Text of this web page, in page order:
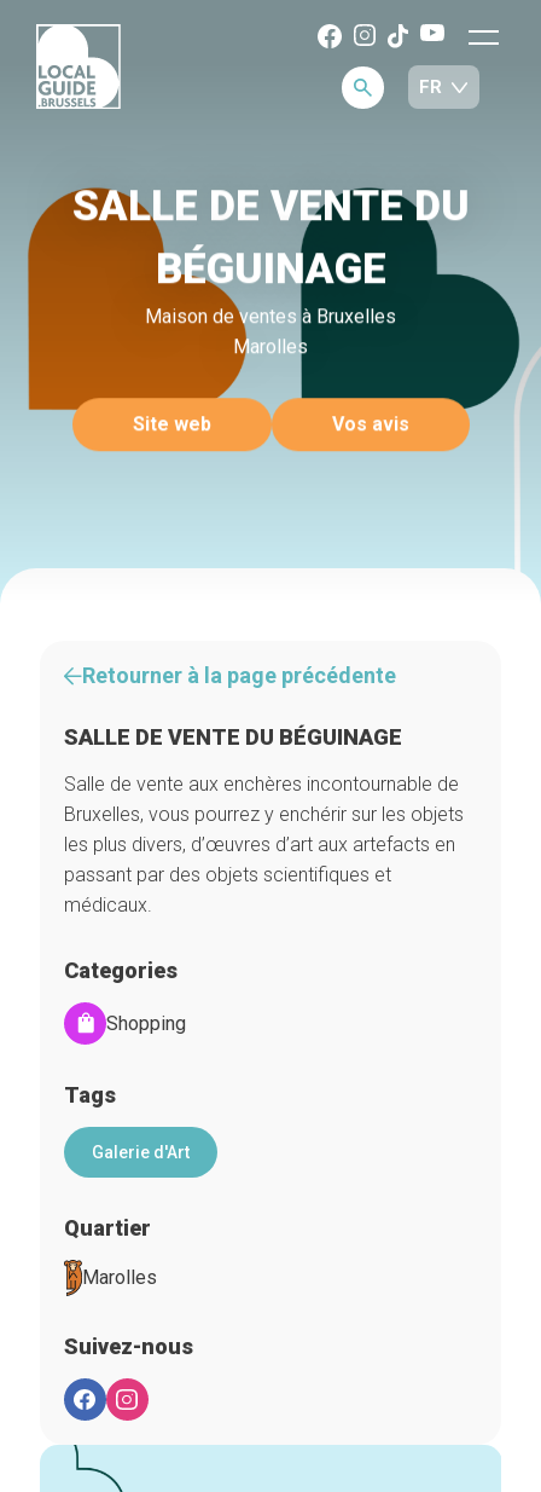
SALLE DE VENTE DU
BÉGUINAGE
Maison de ventes à Bruxelles
Marolles
Site web Vos avis
Retourner à la page précédente
SALLE DE VENTE DU BÉGUINAGE
Salle de vente aux enchères incontournable de
Bruxelles, vous pourrez y enchérir sur les objets
les plus divers, d’œuvres d’art aux artefacts en
passant par des objets scientifiques et
médicaux.
Categories
Shopping
Tags
Galerie d'Art
Quartier
Marolles
Suivez-nous